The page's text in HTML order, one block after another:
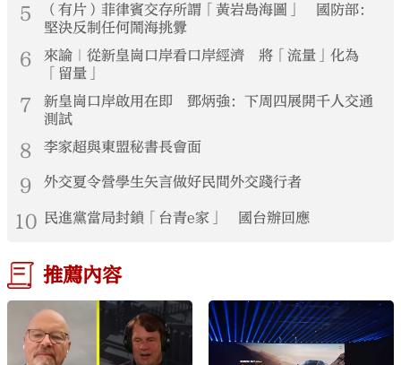
5
（有片）菲律賓交存所謂「黃岩島海圖」 國防部：
堅決反制任何鬧海挑釁
6
來論｜從新皇崗口岸看口岸經濟 將「流量」化為
「留量」
7
新皇崗口岸啟用在即 鄧炳強：下周四展開千人交通
測試
8 李家超與東盟秘書長會面
9 外交夏令營學生矢言做好民間外交踐行者
10 民進黨當局封鎖「台青e家」 國台辦回應
推薦內容